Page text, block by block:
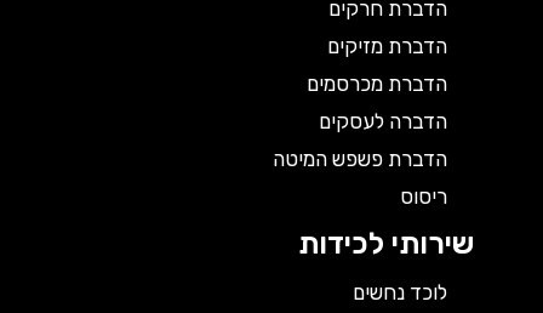
הדברת חרקים
הדברת מזיקים
הדברת מכרסמים
הדברה לעסקים
הדברת פשפש המיטה
ריסוס
שירותי לכידות
לוכד נחשים